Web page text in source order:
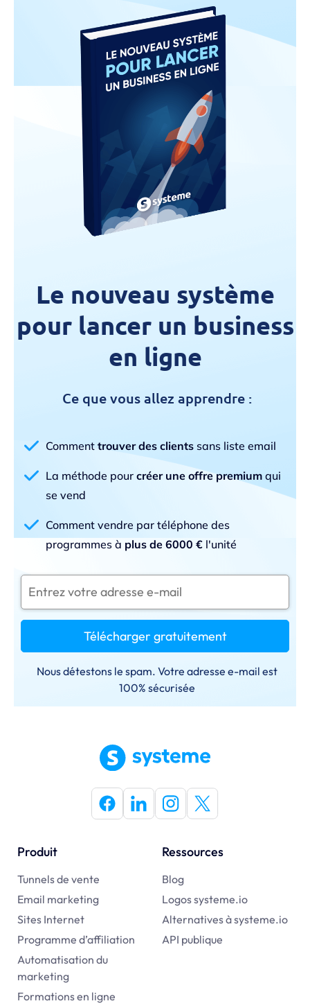
Le nouveau système
pour lancer un business
en ligne
Ce que vous allez apprendre :
Comment trouver des clients sans liste email
La méthode pour créer une offre premium qui
se vend
Comment vendre par téléphone des
programmes à plus de 6000 € l'unité
Télécharger gratuitement
Nous détestons le spam. Votre adresse e-mail est
100% sécurisée
Produit
Tunnels de vente
Email marketing
Sites Internet
Programme d’affiliation
Automatisation du
marketing
Formations en ligne
Ressources
Blog
Logos systeme.io
Alternatives àsysteme.io
API publique